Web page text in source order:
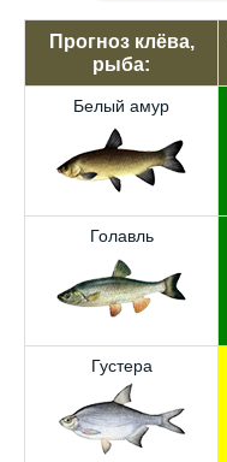
Прогноз клёва,
рыба:
Белый амур
Голавль
Густера